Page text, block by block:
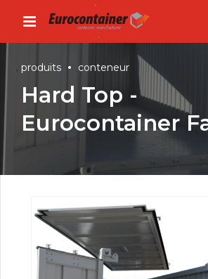
produits conteneur
Hard Top -
Eurocontainer